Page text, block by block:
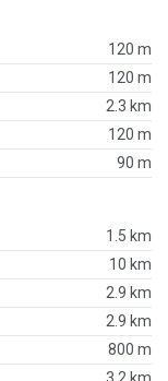
120 m
120 m
2.3 km
120 m
90 m
1.5 km
10 km
2.9 km
2.9 km
800 m